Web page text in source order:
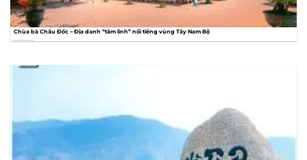
Chùa bà Châu Đốc – Địa danh “tâm linh” nổi tiếng vùng Tây Nam Bộ